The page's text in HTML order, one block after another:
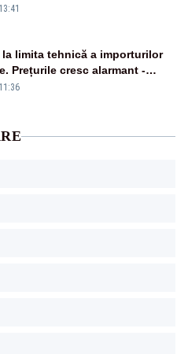
la limita tehnică a importurilor
Prețurile cresc alarmant -
Plus